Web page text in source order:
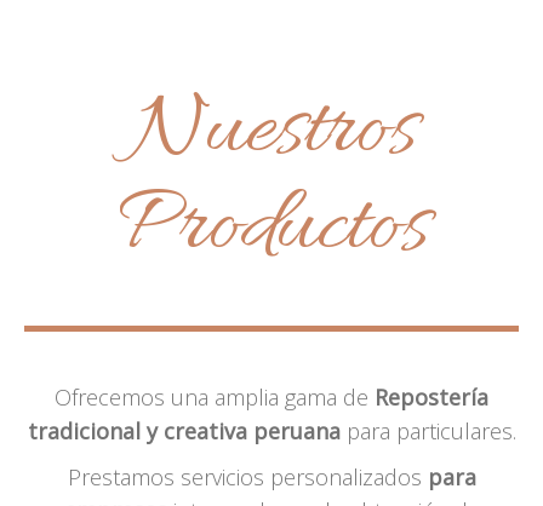
Nuestros
Productos
Ofrecemos una amplia gama de Repostería
tradicional y creativa peruanapara particulares.
Prestamos servicios personalizados para